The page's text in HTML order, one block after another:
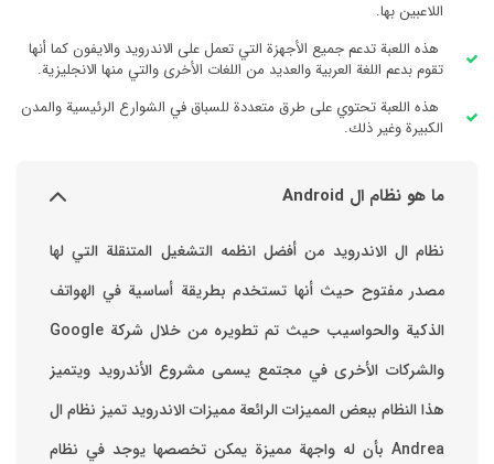
اللاعبين بها.
هذه اللعبة تدعم جميع الأجهزة التي تعمل على الاندرويد والايفون كما أنها
تقوم بدعم اللغة العربية والعديد من اللغات الأخرى والتي منها الانجليزية.
هذه اللعبة تحتوي على طرق متعددة للسباق في الشوارع الرئيسية والمدن
الكبيرة وغير ذلك.
ما هو نظام ال Android
نظام ال الاندرويد من أفضل انظمه التشغيل المتنقلة التي لها
مصدر مفتوح حيث أنها تستخدم بطريقة أساسية في الهواتف
والشركات الأخرى في مجتمع يسمى مشروع الأندرويد ويتميز
هذا النظام ببعض المميزات الرائعة ‏مميزات الاندرويد ‏تميز نظام ال
Andrea بأن له واجهة مميزة يمكن تخصصها ‏يوجد في نظام